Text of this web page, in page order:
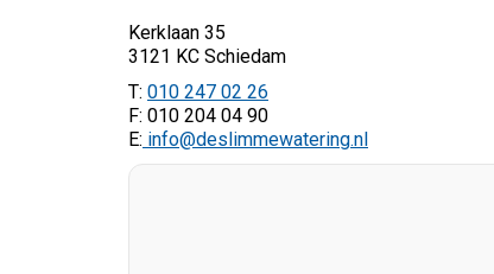
Kerklaan 35
3121 KC Schiedam
T: 010 247 02 26
F: 010 204 04 90
E: info@deslimmewatering.nl